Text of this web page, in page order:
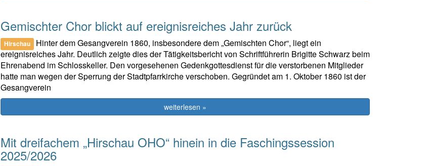
Gemischter Chor blickt auf ereignisreiches Jahr zurück
Hirschau
Hinter dem Gesangverein 1860, insbesondere dem „Gemischten Chor“, liegt ein
ereignisreiches Jahr. Deutlich zeigte dies der Tätigkeitsbericht von Schriftführerin Brigitte Schwarz beim
Ehrenabend im Schlosskeller. Den vorgesehenen Gedenkgottesdienst für die verstorbenen Mitglieder
hatte man wegen der Sperrung der Stadtpfarrkirche verschoben. Gegründet am 1. Oktober 1860 ist der
Gesangverein
weiterlesen »
Mit dreifachem „Hirschau OHO“ hinein in die Faschingssession
2025/2026